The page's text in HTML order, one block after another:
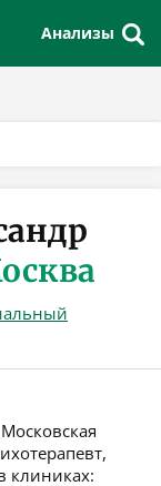
Анализы
клиниках: